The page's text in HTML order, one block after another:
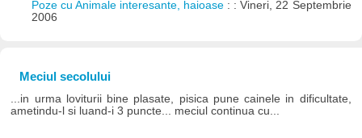
Poze cu Animale interesante, haioase : : Vineri, 22 Septembrie
2006
Meciul secolului
...in urma loviturii bine plasate, pisica pune cainele in dificultate,
ametindu-l si luand-i 3 puncte... meciul continua cu...